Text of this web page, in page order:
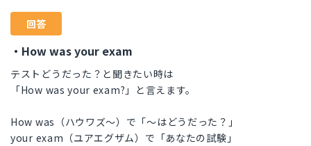
回答
・How was your exam
テストどうだった？と聞きたい時は
「How was your exam?」と言えます。
How was（ハウワズ〜）で「〜はどうだった？」
your exam（ユアエグザム）で「あなたの試験」